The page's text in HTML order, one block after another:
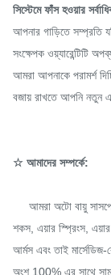
সিস্টেমে ফাঁস হওয়ার
আপনার গাড়িতে সম্প্রতি
সংক্ষেপক ওয়্যারেন্টিটি
আমরা আপনাকে পরামর্শ
বজায় রাখতে আপনি নতুন
☆ আমাদের সম্পর্কে:
আমরা অটো বায়ু
শকস, এয়ার স্প্রিংস,
আর্মস এবং তাই
অংশ 100% এর সাথে